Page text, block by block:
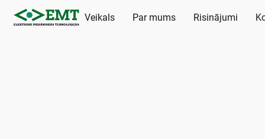
Veikals Par mums Risinājumi